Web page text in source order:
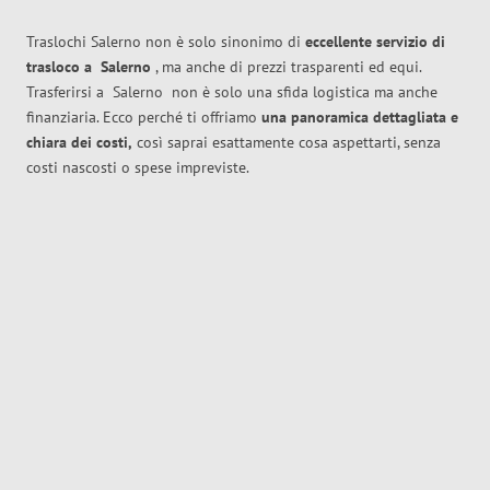
Traslochi Salerno non è solo sinonimo di eccellente servizio di
trasloco a Salerno , ma anche di prezzi trasparenti ed equi.
Trasferirsi a Salerno non è solo una sfida logistica ma anche
finanziaria. Ecco perché ti offriamo una panoramica dettagliata e
chiara dei costi, così saprai esattamente cosa aspettarti, senza
costi nascosti o spese impreviste.